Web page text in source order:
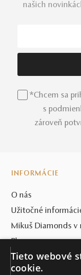
našich
*Chcem sa
s
zároveň
INFORMÁCIE
O nás
Užitočné
Mikuš Diamonds v
Blog
SVET MIKUŠ
Tieto webové
cookie.